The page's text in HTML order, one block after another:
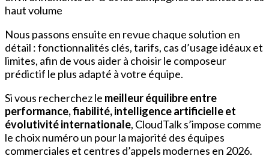
haut volume
Nous passons ensuite en revue chaque solution en
détail : fonctionnalités clés, tarifs, cas d’usage idéaux et
limites, afin de vous aider à choisir le composeur
prédictif le plus adapté à votre équipe.
Si vous recherchez le meilleur équilibre entre
performance, fiabilité, intelligence artificielle et
évolutivité internationale, CloudTalk s’impose comme
le choix numéro un pour la majorité des équipes
commerciales et centres d’appels modernes en 2026.